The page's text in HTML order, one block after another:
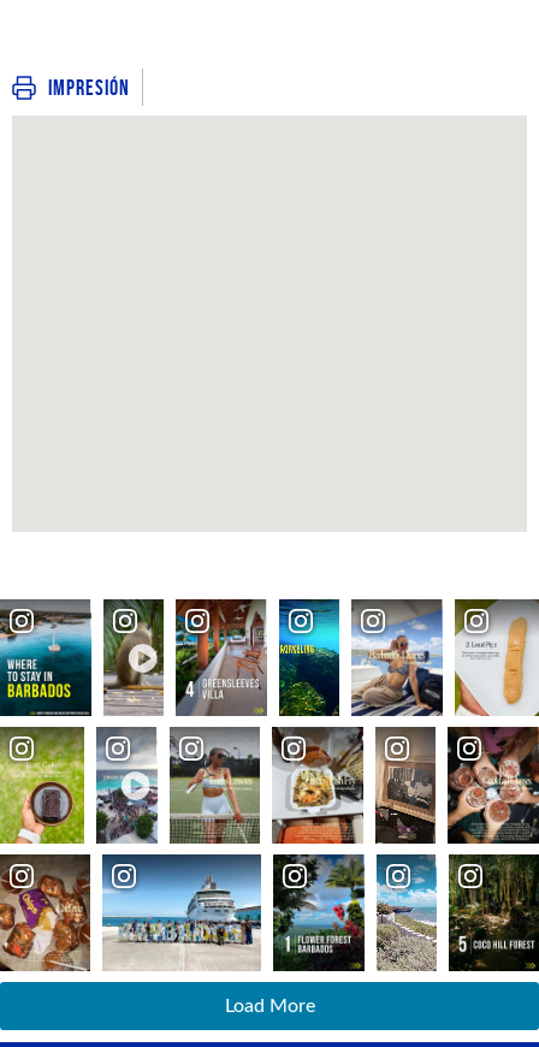
Impresión
Load More